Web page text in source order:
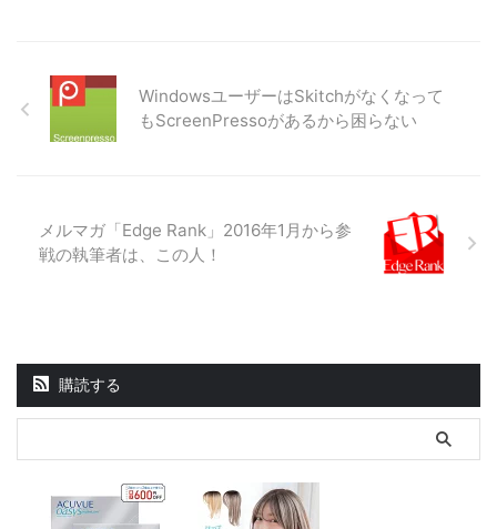
WindowsユーザーはSkitchがなくなって
もScreenPressoがあるから困らない
メルマガ「Edge Rank」2016年1月から参
戦の執筆者は、この人！
購読する